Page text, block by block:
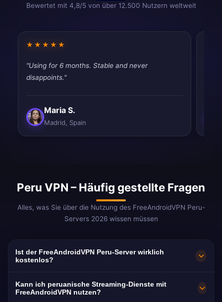
Bewertet mit 4,8/5 von über 12.500 Nutzern weltweit
★★★★★
"Using for 6 months. Stable and never
disappoints."
Maria S.
Madrid, Spain
Peru VPN – Häufig gestellte Fragen
Alles, was Sie über die Nutzung des FreeAndroidVPN Peru-
Servers 2026 wissen müssen
Ist der FreeAndroidVPN Peru-Server wirklich
kostenlos?
Cusco. Keine Kreditkarte, keine Registrierung.
Kann ich peruanische Streaming-Dienste mit
FreeAndroidVPN nutzen?